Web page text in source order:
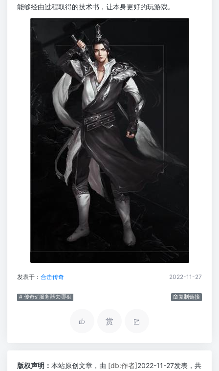
能够经由过程取得的技术书，让本身更好的玩游戏。
发表于： 合击传奇 2022-11-27
# 传奇sf服务器去哪租 复制链接
赏
版权声明： 本站原创文章，由 [db:作者]2022-11-27发表，共